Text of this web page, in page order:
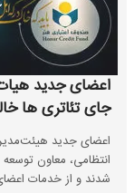
اعضای جدید
جای تئاتری ها
اعضای جدید
انتظامی، معاون
شدند و از خدمات